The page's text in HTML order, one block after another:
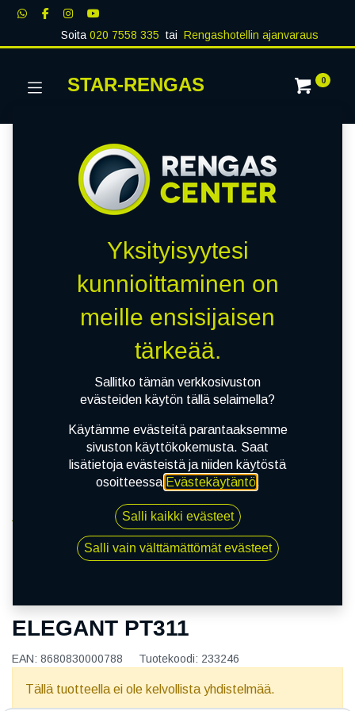
Soita020 7558 335 tai Rengashotellin ajanvaraus
STAR-RENGAS 0
185/65R15 88T PETLAS ELEGANT PT311
ELEGANT PT311
EAN: 8680830000788 Tuotekoodi: 233246
Tällä tuotteella ei ole kelvollista yhdistelmää.
Yksityisyytesi
kunnioittaminen on
meille ensisijaisen
tärkeää.
Sallitko tämän verkkosivuston
evästeiden käytön tällä selaimella?
Käytämme evästeitä parantaaksemme
sivuston käyttökokemusta. Saat
lisätietoja evästeistä ja niiden käytöstä
osoitteessa Evästekäytäntö.
Salli kaikki evästeet
Salli vain välttämättömät evästeet